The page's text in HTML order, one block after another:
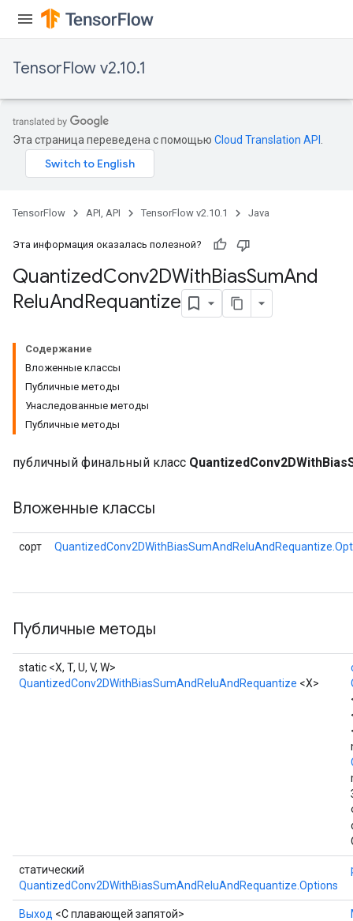
TensorFlow v2.10.1
Эта страница переведена с помощью Cloud Translation API
TensorFlow API, API TensorFlow v2.10.1 Java
Эта информация оказалась полезной?
QuantizedConv2DWithBiasSumAnd
ReluAndRequantize
Содержание
Вложенные классы
Публичные методы
Унаследованные методы
Публичные методы
публичный финальный класс
Вложенные классы
сорт
Публичные методы
static <X, T, U, V, W>
QuantizedConv2DWithBiasSumAndReluAndRequantize <X>
статический
QuantizedConv2DWithBiasSumAndReluAndRequantize.Options
Выход <С плавающей запятой>